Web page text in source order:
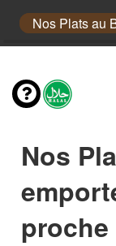
Nos Plats au
Nos
proche